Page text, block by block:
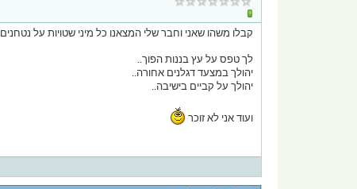
קבלו משהו שאני וחבר שלי המצאנו כל מיני שטויות על נטחנים
לך טפס על עץ בננות הפוך..
יהולך במצעד דגלנים אחורה..
יהולך על קביים בישיבה..
ועוד אני לא זוכר